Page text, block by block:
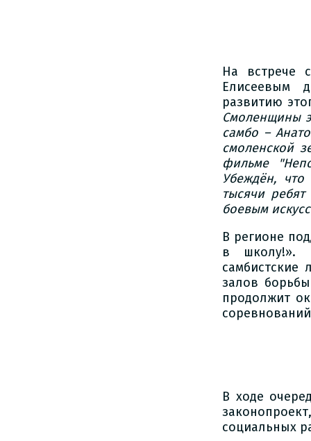
На встрече
Елисеевым
развитию
Смоленщины
самбо –
смоленской
фильме
Убеждён,
тысячи
боевым
В регионе
в школу!».
самбистские
залов
продолжит
В ходе
социальных